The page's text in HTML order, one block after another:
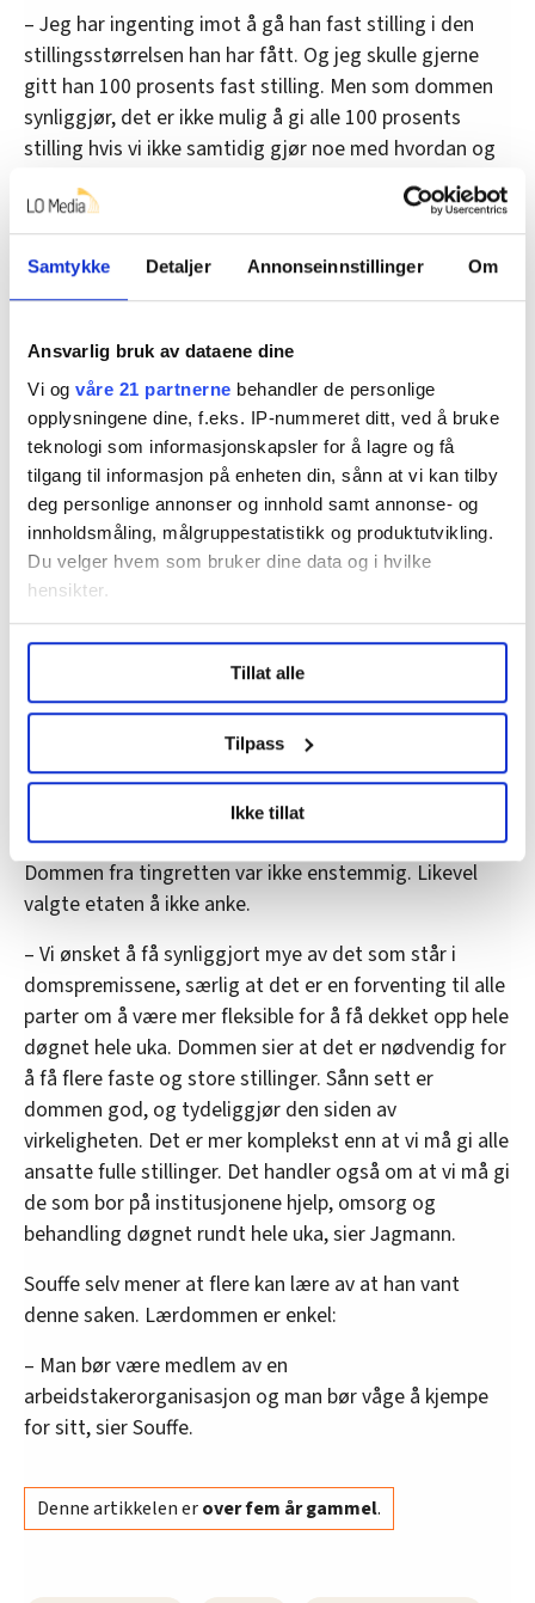
Samtykke Detaljer Annonseinnstillinger Om
Ansvarlig bruk av dataene dine
Vi og våre 21 partnerne behandler de personlige
opplysningene dine, f.eks. IP-nummeret ditt, ved å bruke
teknologi som informasjonskapsler for å lagre og få
tilgang til informasjon på enheten din, sånn at vi kan tilby
deg personlige annonser og innhold samt annonse- og
innholdsmåling, målgruppestatistikk og produktutvikling.
Du velger hvem som bruker dine data og i hvilke
hensikter.
Undermer infokan du lese om hvordan dine personlige
data behandles og hvordan du kan velge hvordan de skal
brukes. Du kan hele tiden endre eller trekke tilbake ditt
samtykke fra erklæringen om informasjonskapsler.
LO Medias publikasjoner frifagbevegelse.no, hk-nytt.no
og fontene.no bruker informasjonskapsler (cookies) for å
lære hvordan våre nettsider blir brukt slik at vi tilby
relevant innhold, tilpassede annonser og utarbeide
statistikk.
nettstedet med LO Medias egne samarbeidspartnere
innenfor analyse og annonsering. Disse er angitt i
oversikten lengre ned på denne siden.
Tillat alle
Tilpass
Ikke tillat
– Jeg har ingenting imot å gå han fast stilling i den
stillingsstørrelsen han har fått. Og jeg skulle gjerne
gitt han 100 prosents fast stilling. Men som dommen
synliggjør, det er ikke mulig å gi alle 100 prosents
stilling hvis vi ikke samtidig gjør noe med hvordan og
når folk arbeider. Det får vi ikke til å gå opp med
helgearbeid og kveldsarbeid, sier Jagmann.
På sykehjemmene trengs det bemanning på jobb hele
døgnet, hele uka. 28 prosent av en uke består av helg.
Fagforbundet om jobber de faste ansatte hver tredje
helg som tilsvarer 14,2 prosent av arbeidstiden. Det
skaper et kjempestort behov for små og midlertidige
stillinger for at beboerne på sykehjemmene skal få det
tilbudet de har krav om i helgene.
Jagmann sier at han ønsker at flest mulig skal ha faste
100 prosents heltidsstillinger. Han mener at dersom
man skal få bukt med problemet med midlertidighet
og små stillinger på sykehjemmene må de ansattes
turnusordning endres ved at de må jobbe mer i helga.
På dette sykehjemmet får ikke bemanningsbyråene
slippe til. Da jobber de ansatte heller litt ekstra
Anker ikke
Dommen fra tingretten var ikke enstemmig. Likevel
valgte etaten å ikke anke.
– Vi ønsket å få synliggjort mye av det som står i
domspremissene, særlig at det er en forventing til alle
parter om å være mer fleksible for å få dekket opp hele
døgnet hele uka. Dommen sier at det er nødvendig for
å få flere faste og store stillinger. Sånn sett er
dommen god, og tydeliggjør den siden av
virkeligheten. Det er mer komplekst enn at vi må gi alle
ansatte fulle stillinger. Det handler også om at vi må gi
de som bor på institusjonene hjelp, omsorg og
behandling døgnet rundt hele uka, sier Jagmann.
Souffe selv mener at flere kan lære av at han vant
denne saken. Lærdommen er enkel:
– Man bør være medlem av en
arbeidstakerorganisasjon og man bør våge å kjempe
for sitt, sier Souffe.
Denne artikkelen erover fem år gammel.